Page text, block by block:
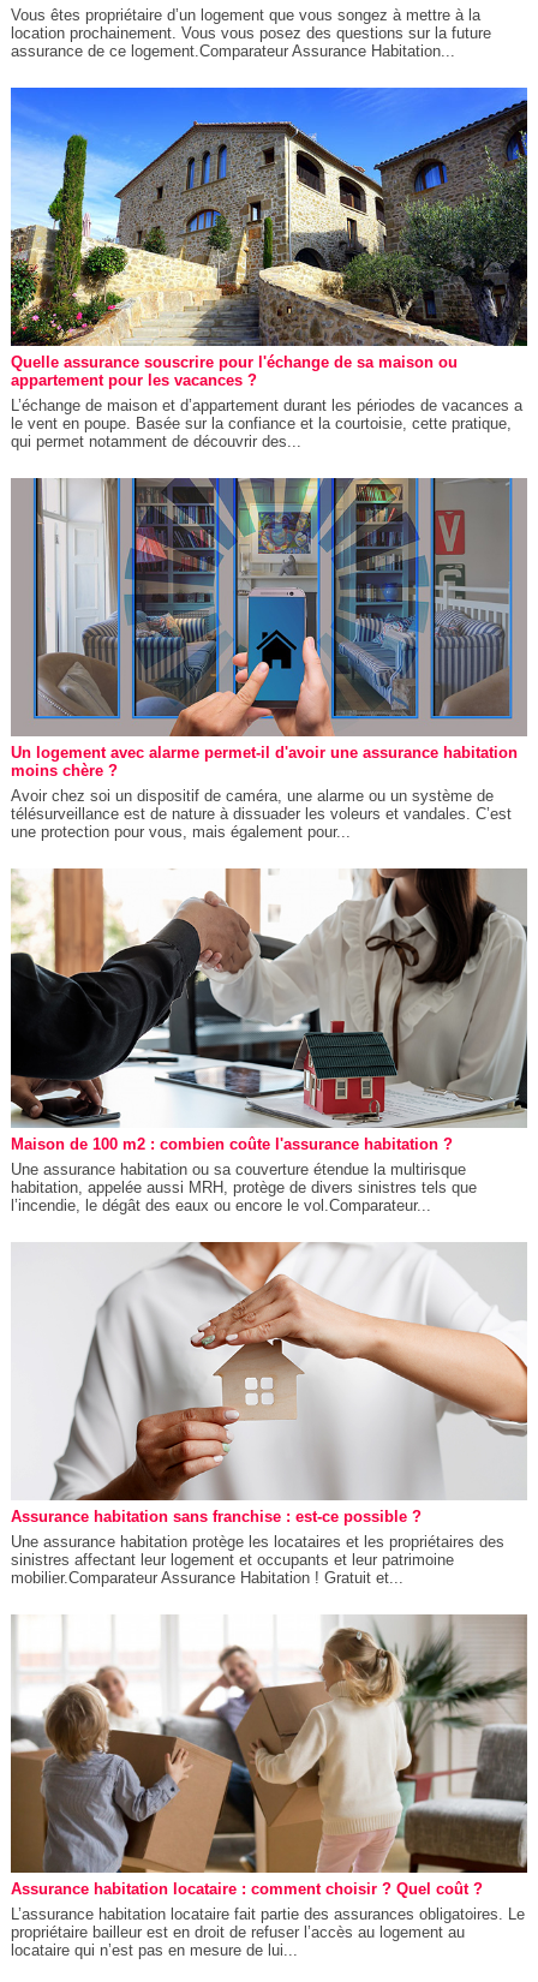
Vous êtes propriétaire d’un logement que vous songez à mettre à la
location prochainement. Vous vous posez des questions sur la future
assurance de ce logement.Comparateur Assurance Habitation...
Quelle assurance souscrire pour l'échange de sa maison ou
appartement pour les vacances ?
L’échange de maison et d’appartement durant les périodes de vacances a
le vent en poupe. Basée sur la confiance et la courtoisie, cette pratique,
qui permet notamment de découvrir des...
Un logement avec alarme permet-il d'avoir une assurance habitation
moins chère ?
Avoir chez soi un dispositif de caméra, une alarme ou un système de
télésurveillance est de nature à dissuader les voleurs et vandales. C’est
une protection pour vous, mais également pour...
Maison de 100 m2 : combien coûte l'assurance habitation ?
Une assurance habitation ou sa couverture étendue la multirisque
habitation, appelée aussi MRH, protège de divers sinistres tels que
l’incendie, le dégât des eaux ou encore le vol.Comparateur...
Assurance habitation sans franchise : est-ce possible ?
Une assurance habitation protège les locataires et les propriétaires des
sinistres affectant leur logement et occupants et leur patrimoine
mobilier.Comparateur Assurance Habitation ! Gratuit et...
Assurance habitation locataire : comment choisir ? Quel coût ?
L’assurance habitation locataire fait partie des assurances obligatoires. Le
propriétaire bailleur est en droit de refuser l’accès au logement au
locataire qui n’est pas en mesure de lui...